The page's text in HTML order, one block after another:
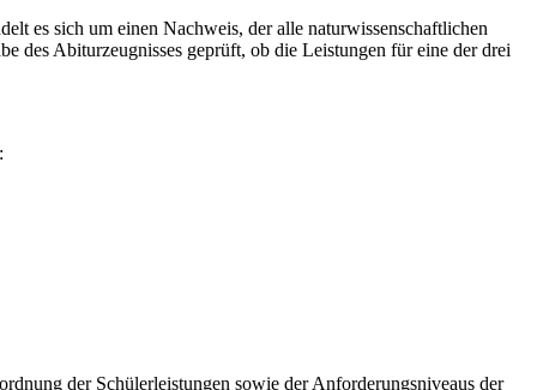
es sich um einen Nachweis, der alle naturwissenschaftlichen
des Abiturzeugnisses geprüft, ob die Leistungen für eine der drei
der Schülerleistungen sowie der Anforderungsniveaus der